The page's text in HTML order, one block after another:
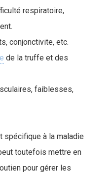
respiratoire,
conjonctivite, etc.
de la truffe et des
faiblesses,
spécifique à la maladie
toutefois mettre en
pour gérer les